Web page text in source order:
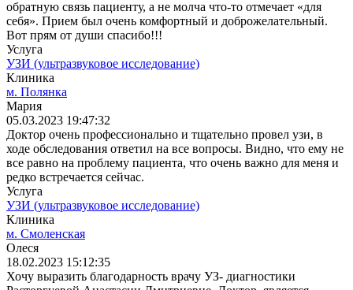
обратную связь пациенту, а не молча что-то отмечает «для
себя». Прием был очень комфортный и доброжелательный.
Вот прям от души спасибо!!!
Услуга
УЗИ (ультразвуковое исследование)
Клиника
м. Полянка
Мария
05.03.2023 19:47:32
Доктор очень профессионально и тщательно провел узи, в
ходе обследования ответил на все вопросы. Видно, что ему не
все равно на проблему пациента, что очень важно для меня и
редко встречается сейчас.
Услуга
УЗИ (ультразвуковое исследование)
Клиника
м. Смоленская
Олеся
18.02.2023 15:12:35
Хочу выразить благодарность врачу УЗ- диагностики